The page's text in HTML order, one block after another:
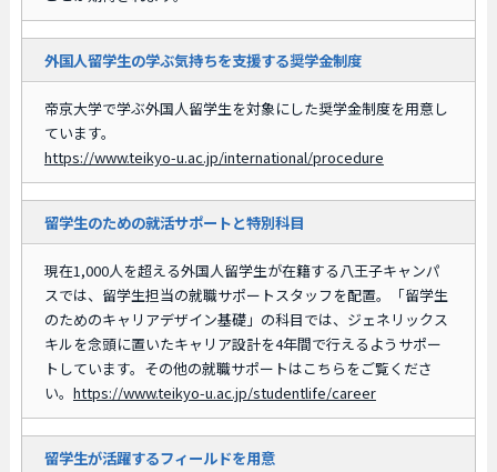
外国人留学生の学ぶ気持ちを支援する奨学金制度
帝京大学で学ぶ外国人留学生を対象にした奨学金制度を用意し
ています。
https://www.teikyo-u.ac.jp/international/procedure
留学生のための就活サポートと特別科目
現在1,000人を超える外国人留学生が在籍する八王子キャンパ
スでは、留学生担当の就職サポートスタッフを配置。「留学生
のためのキャリアデザイン基礎」の科目では、ジェネリックス
キルを念頭に置いたキャリア設計を4年間で行えるようサポー
トしています。その他の就職サポートはこちらをご覧くださ
い。 https://www.teikyo-u.ac.jp/studentlife/career
留学生が活躍するフィールドを用意